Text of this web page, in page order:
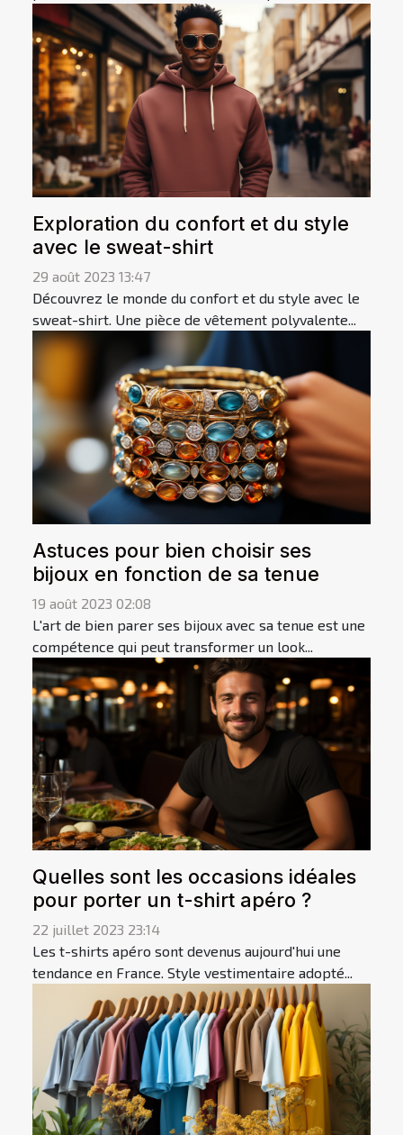
Exploration du confort et du style
avec le sweat-shirt
29 août 2023 13:47
Découvrez le monde du confort et du style avec le
sweat-shirt. Une pièce de vêtement polyvalente...
Astuces pour bien choisir ses
bijoux en fonction de sa tenue
19 août 2023 02:08
L'art de bien parer ses bijoux avec sa tenue est une
compétence qui peut transformer un look...
Quelles sont les occasions idéales
pour porter un t-shirt apéro ?
22 juillet 2023 23:14
Les t-shirts apéro sont devenus aujourd'hui une
tendance en France. Style vestimentaire adopté...